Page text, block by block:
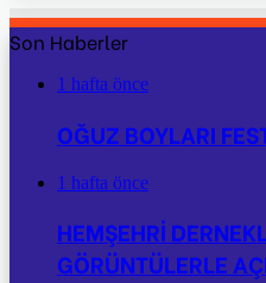
Son Haberler
1 hafta önce
OĞUZ BOYLARI
1 hafta önce
HEMŞEHRİ
GÖRÜNTÜLERLE